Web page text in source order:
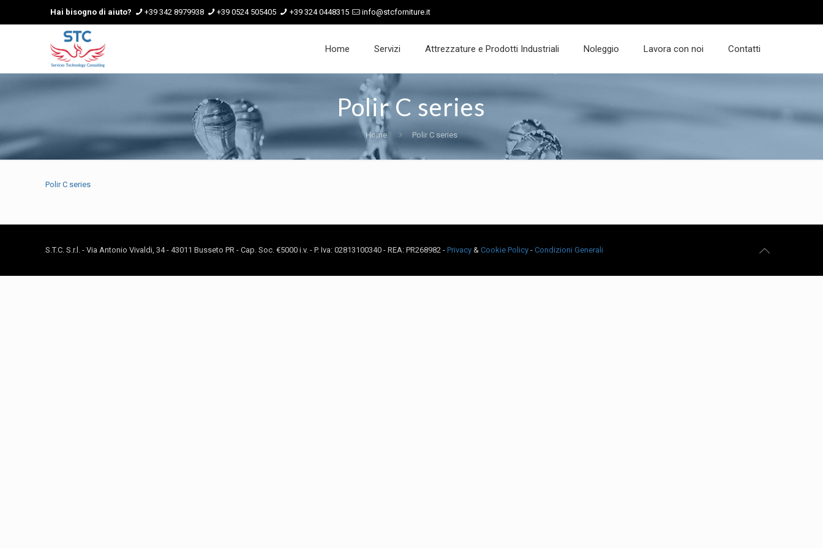
Hai bisogno di aiuto? +39 342 8979938 +39 0524 505405 +39 324 0448315 info@stcforniture.it
Home Servizi Attrezzature e Prodotti Industriali Noleggio Lavora con noi Contatti
Polir C series
Home Polir C series
Polir C series
S.T.C. S.r.l. - Via Antonio Vivaldi, 34 - 43011 Busseto PR - Cap. Soc. €5000 i.v. - P. Iva: 02813100340 - REA: PR268982 -Privacy &Cookie Policy -Condizioni Generali